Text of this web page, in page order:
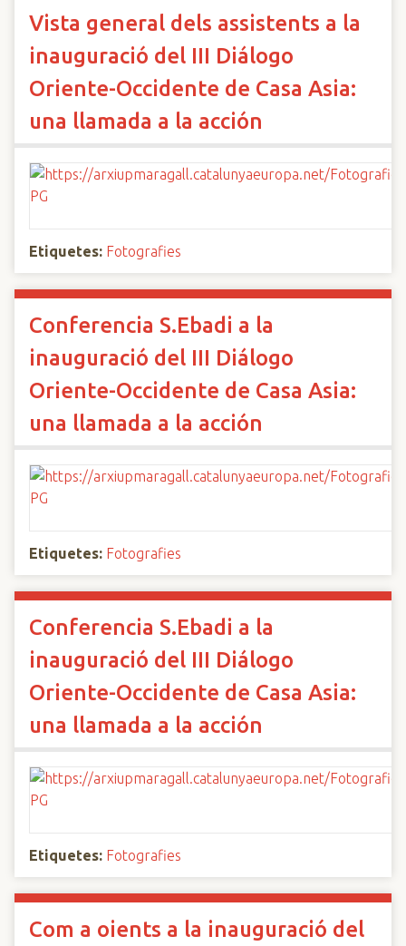
Vista general dels assistents a la
inauguració del III Diálogo
Oriente-Occidente de Casa Asia:
una llamada a la acción
Etiquetes: Fotografies
Conferencia S.Ebadi a la
inauguració del III Diálogo
Oriente-Occidente de Casa Asia:
una llamada a la acción
Etiquetes: Fotografies
Conferencia S.Ebadi a la
inauguració del III Diálogo
Oriente-Occidente de Casa Asia:
una llamada a la acción
Etiquetes: Fotografies
Com a oients a la inauguració del